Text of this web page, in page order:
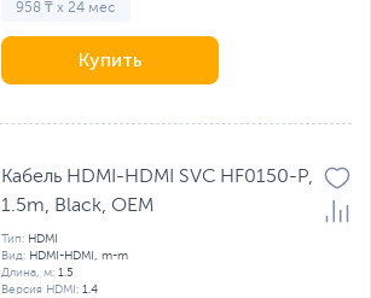
958 ₸ x 24 мес
Купить
Кабель HDMI-HDMI SVC HF0150-P,
1.5m, Black, OEM
Тип: HDMI
Вид: HDMI-HDMI, m-m
Длина, м: 1.5
Версия HDMI: 1.4